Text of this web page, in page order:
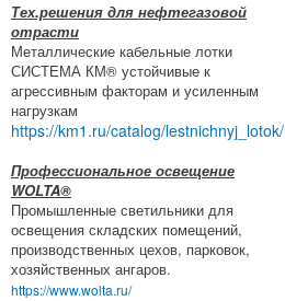
Тех.решения для нефтегазовой
отрасти
Металлические кабельные лотки
СИСТЕМА КМ® устойчивые к
агрессивным факторам и усиленным
нагрузкам
https://km1.ru/catalog/lestnichnyj_lotok/
Профессиональное освещение
WOLTA®
Промышленные светильники для
освещения складских помещений,
производственных цехов, парковок,
хозяйственных ангаров.
https://www.wolta.ru/